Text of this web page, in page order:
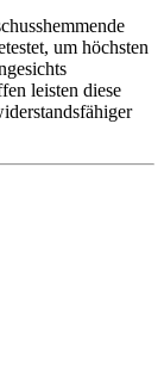
um höchsten
leisten diese